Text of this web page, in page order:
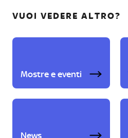
VUOI VEDERE ALTRO?
Mostre e eventi
News